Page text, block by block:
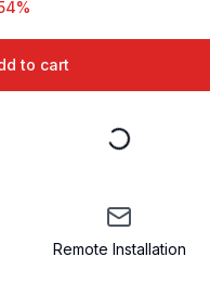
to cart
Remote Installation